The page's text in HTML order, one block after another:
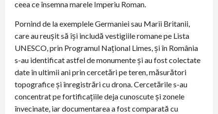
ceea ce însemna marele Imperiu Roman.
Pornind de la exemplele Germaniei sau Marii Britanii,
care au reușit să își includă vestigiile romane pe Lista
UNESCO, prin Programul Național Limes, și în România
s-au identificat astfel de monumente și au fost colectate
date în ultimii ani prin cercetări pe teren, măsurători
topografice și înregistrări cu drona. Cercetările s-au
concentrat pe fortificațiile deja cunoscute și zonele
învecinate, iar documentarea a fost comparată cu